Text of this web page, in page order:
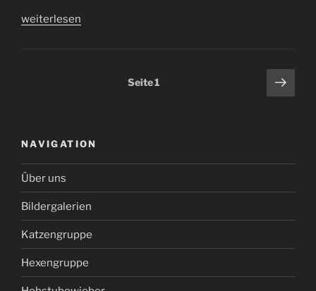
„Narrenbaumstellen
weiterlesen
Seitennummerierung
Seite1
NAVIGATION
Über uns
Bildergalerien
Katzengruppe
Hexengruppe